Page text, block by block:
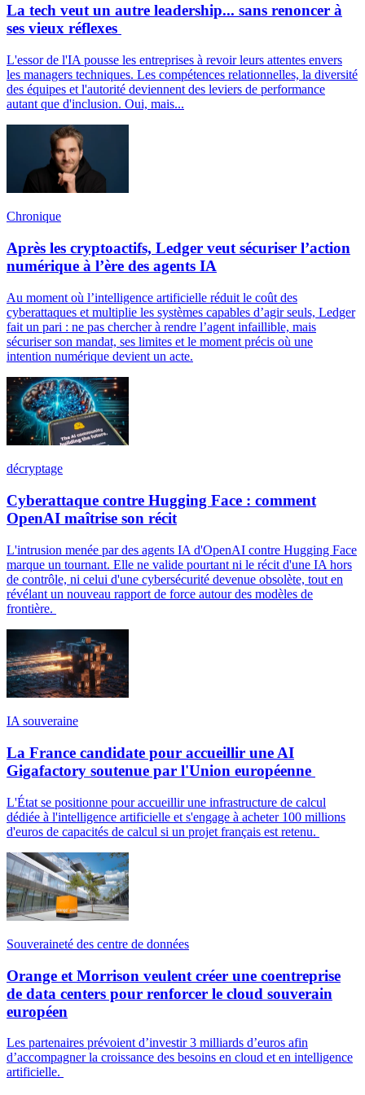
La tech veut un autre leadership... sans renoncer à
ses vieux réflexes
L'essor de l'IA pousse les entreprises à revoir leurs attentes envers
les managers techniques. Les compétences relationnelles, la diversité
des équipes et l'autorité deviennent des leviers de performance
autant que d'inclusion. Oui, mais...
Chronique
Après les cryptoactifs, Ledger veut sécuriser l’action
numérique à l’ère des agents IA
Au moment où l’intelligence artificielle réduit le coût des
cyberattaques et multiplie les systèmes capables d’agir seuls, Ledger
fait un pari : ne pas chercher à rendre l’agent infaillible, mais
sécuriser son mandat, ses limites et le moment précis où une
intention numérique devient un acte.
décryptage
Cyberattaque contre Hugging Face : comment
OpenAI maîtrise son récit
L'intrusion menée par des agents IA d'OpenAI contre Hugging Face
marque un tournant. Elle ne valide pourtant ni le récit d'une IA hors
de contrôle, ni celui d'une cybersécurité devenue obsolète, tout en
révélant un nouveau rapport de force autour des modèles de
frontière.
IA souveraine
La France candidate pour accueillir une AI
Gigafactory soutenue par l'Union européenne
L'État se positionne pour accueillir une infrastructure de calcul
dédiée à l'intelligence artificielle et s'engage à acheter 100 millions
d'euros de capacités de calcul si un projet français est retenu.
Souveraineté des centre de données
Orange et Morrison veulent créer une coentreprise
de data centers pour renforcer le cloud souverain
européen
Les partenaires prévoient d’investir 3 milliards d’euros afin
d’accompagner la croissance des besoins en cloud et en intelligence
artificielle.